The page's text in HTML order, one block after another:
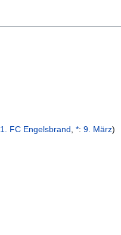
1. FC Engelsbrand,*:9. März)